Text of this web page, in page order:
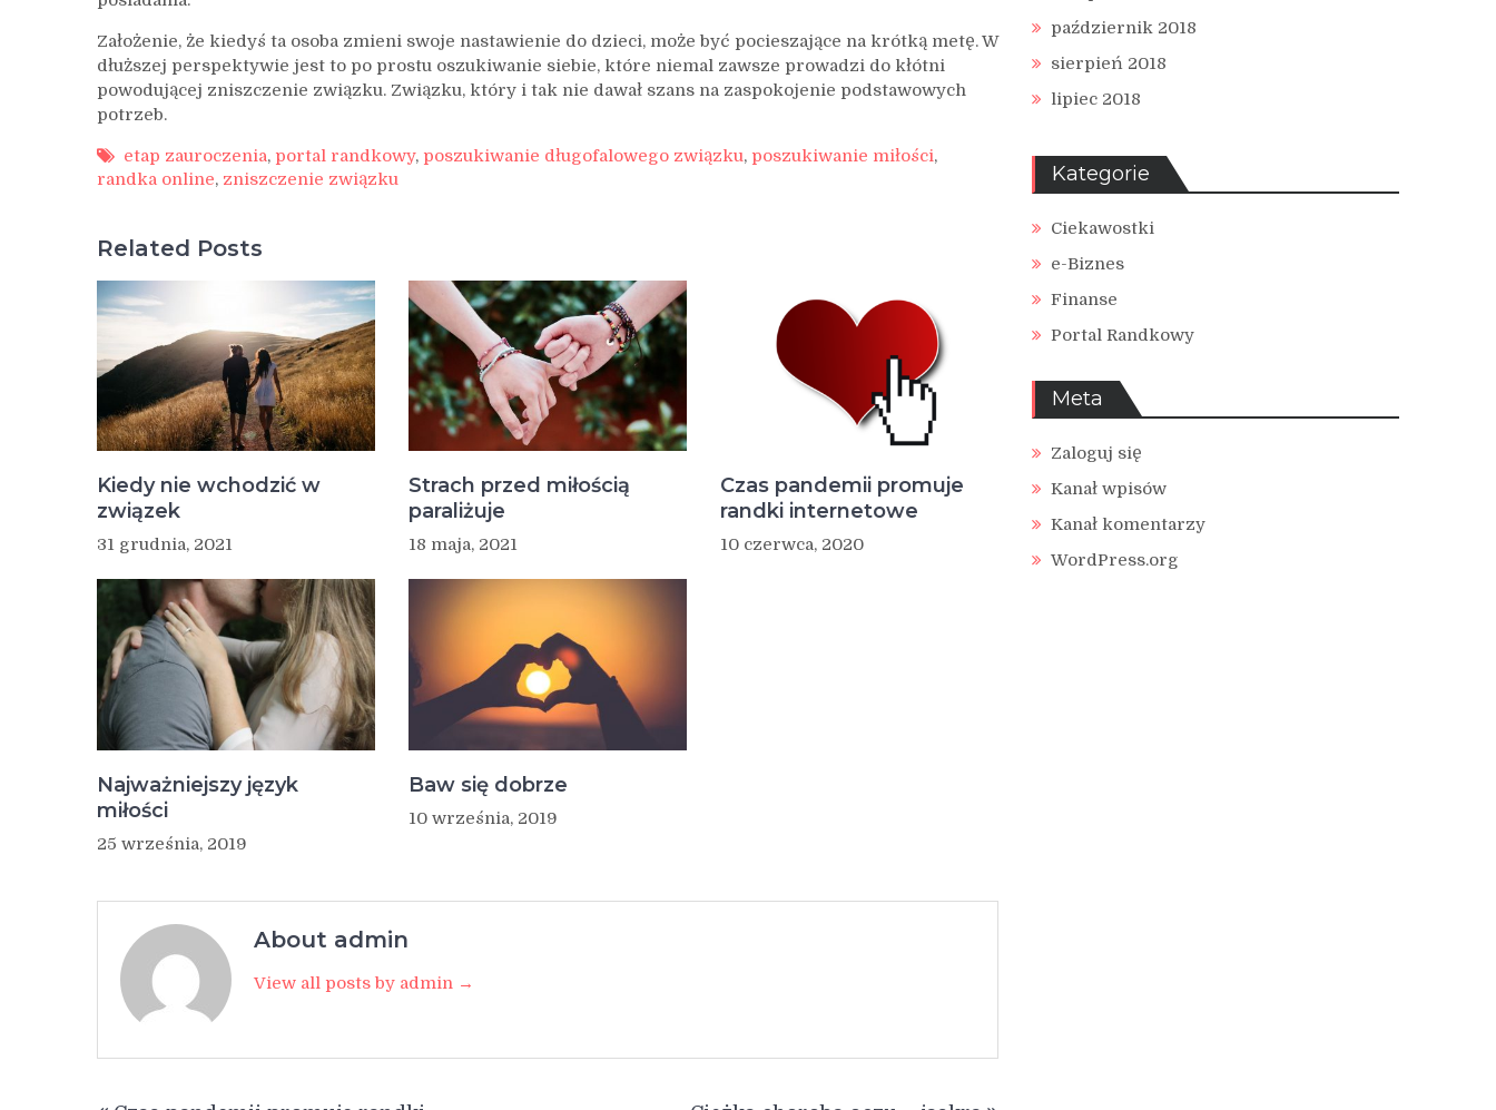
Założenie, że kiedyś ta osoba zmieni swoje nastawienie do dzieci, może być pocieszające na krótką metę. W
dłuższej perspektywie jest to po prostu oszukiwanie siebie, które niemal zawsze prowadzi do kłótni
powodującej zniszczenie związku. Związku, który i tak nie dawał szans na zaspokojenie podstawowych
potrzeb.
etap zauroczenia, portal randkowy, poszukiwanie długofalowego związku, poszukiwanie miłości,
randka online, zniszczenie związku
Related Posts
Kiedy nie wchodzić w
związek
31 grudnia, 2021
Strach przed miłością
paraliżuje
18 maja, 2021
Czas pandemii promuje
randki internetowe
10 czerwca, 2020
Najważniejszy język
miłości
25 września, 2019
Baw się dobrze
10 września, 2019
About admin
View all posts by admin →
październik 2018
sierpień 2018
lipiec 2018
Kategorie
Ciekawostki
e-Biznes
Finanse
Portal Randkowy
Meta
Zaloguj się
Kanał wpisów
Kanał komentarzy
WordPress.org